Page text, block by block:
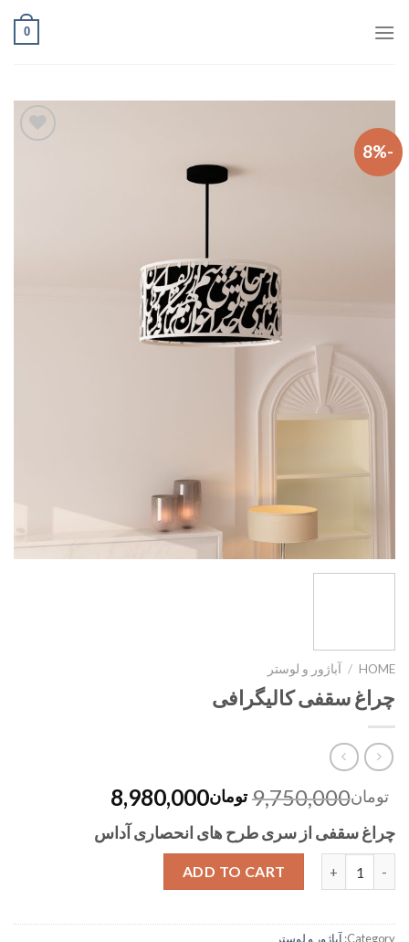
0
-8%
HOME
/ آباژور و لوستر
چراغ سقفی کالیگرافی
تومان9,750,000 تومان8,980,000
چراغ سقفی از سری طرح های انحصاری آداس
ADD TO CART
Category: آباژور و لوستر